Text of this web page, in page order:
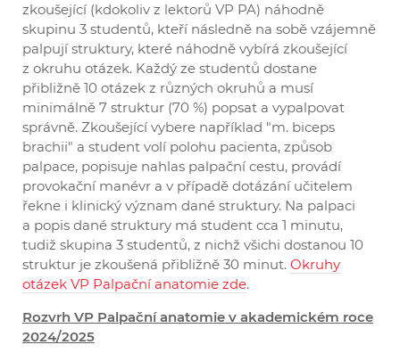
zkoušející (kdokoliv z lektorů VP PA) náhodně
skupinu 3 studentů, kteří následně na sobě vzájemně
palpují struktury, které náhodně vybírá zkoušející
z okruhu otázek. Každý ze studentů dostane
přibližně 10 otázek z různých okruhů a musí
minimálně 7 struktur (70 %) popsat a vypalpovat
správně. Zkoušející vybere například "m. biceps
brachii" a student volí polohu pacienta, způsob
palpace, popisuje nahlas palpační cestu, provádí
provokační manévr a v případě dotázání učitelem
řekne i klinický význam dané struktury. Na palpaci
a popis dané struktury má student cca 1 minutu,
tudiž skupina 3 studentů, z nichž všichi dostanou 10
struktur je zkoušená přibližně 30 minut. Okruhy
otázek VP Palpační anatomie zde.
Rozvrh VP Palpační anatomie v akademickém roce
2024/2025